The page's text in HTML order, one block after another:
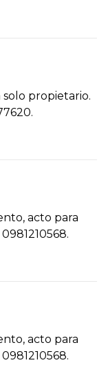
solo propietario.
acto para
acto para